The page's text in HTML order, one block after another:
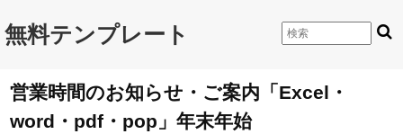
無料テンプレート
営業時間のお知らせ・ご案内「Excel・
word・pdf・pop」年末年始